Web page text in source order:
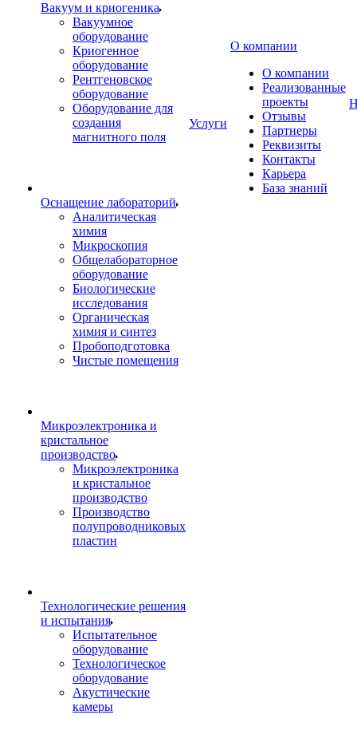
Вакуум и криогеника
Вакуумное
оборудование
Криогенное
оборудование
Рентгеновское
оборудование
Оборудование для
создания
магнитного поля
Оснащение лабораторий
Аналитическая
химия
Микроскопия
Общелабораторное
оборудование
Биологические
исследования
Органическая
химия и синтез
Пробоподготовка
Чистые помещения
Микроэлектроника и
кристальное
производство
Микроэлектроника
и кристальное
производство
Производство
полупроводниковых
пластин
Технологические решения
и испытания
Испытательное
оборудование
Технологическое
оборудование
Акустические
камеры
Услуги
О компании
О компании
Реализованные
проекты
Отзывы
Партнеры
Реквизиты
Контакты
Карьера
База знаний